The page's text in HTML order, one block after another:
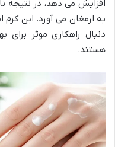
افزایش می دهد، در نتیجه
به ارمغان می آورد. این کرم
دنبال راهکاری موثر
هستند.